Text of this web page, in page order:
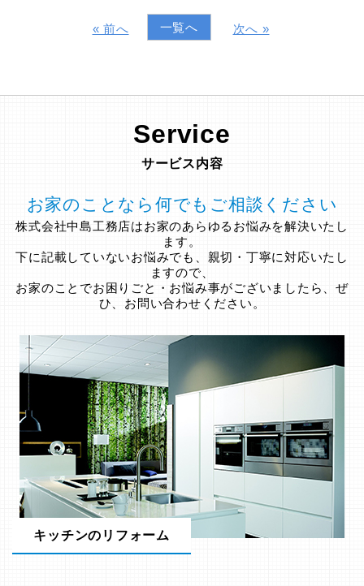
« 前へ 一覧へ 次へ »
Service
サービス内容
お家のことなら何でもご相談ください
株式会社中島工務店はお家のあらゆるお悩みを解決いたし
ます。
下に記載していないお悩みでも、親切・丁寧に対応いたし
ますので、
お家のことでお困りごと・お悩み事がございましたら、ぜ
ひ、お問い合わせください。
キッチンのリフォーム